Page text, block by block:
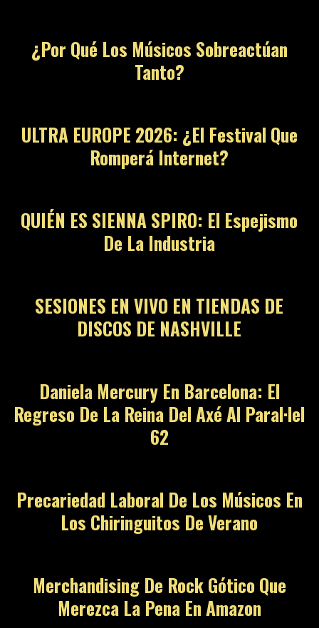
¿Por Qué Los Músicos Sobreactúan
Tanto?
ULTRA EUROPE 2026: ¿El Festival Que
Romperá Internet?
QUIÉN ES SIENNA SPIRO: El Espejismo
De La Industria
SESIONES EN VIVO EN TIENDAS DE
DISCOS DE NASHVILLE
Daniela Mercury En Barcelona: El
Regreso De La Reina Del Axé Al Paral·lel
62
Precariedad Laboral De Los Músicos En
Los Chiringuitos De Verano
Merchandising De Rock Gótico Que
Merezca La Pena En Amazon